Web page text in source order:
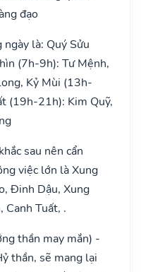
đạo
là: Quý Sửu
(7h-9h): Tư Mệnh,
Kỷ Mùi (13h-
(19h-21h): Kim Quỹ,
sau nên cẩn
việc lớn là Xung
Đinh Dậu, Xung
Canh Tuất, .
thần may mắn) -
thần, sẽ mang lại